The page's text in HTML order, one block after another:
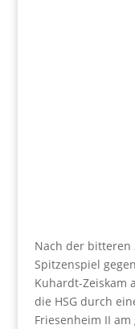
Nach der bitteren
Spitzenspiel
Kuhardt-Zeiskam
die HSG durch
Friesenheim II